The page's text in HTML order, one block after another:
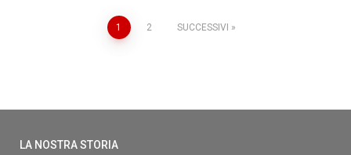
1 2 SUCCESSIVI
LA NOSTRA STORIA